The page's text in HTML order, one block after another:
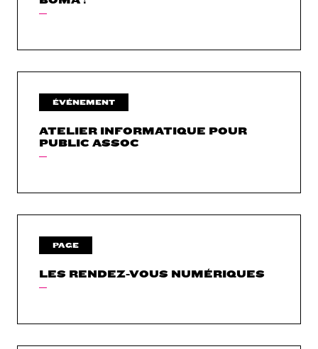
ÉVÉNEMENT
ATELIER INFORMATIQUE POUR
PUBLIC ASSOC
PAGE
LES RENDEZ-VOUS NUMÉRIQUES